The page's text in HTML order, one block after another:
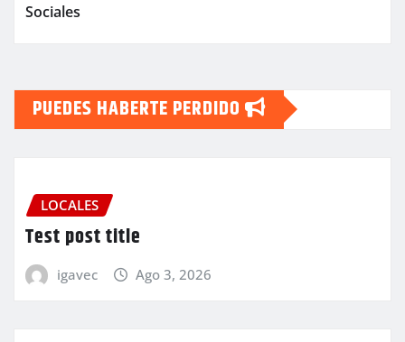
Sociales
PUEDES HABERTE PERDIDO
LOCALES
Test post title
igavec Ago 3, 2026